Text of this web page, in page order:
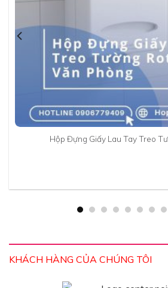
Hộp Đựng Giấy Lau Tay Treo
KHÁCH HÀNG CỦA CHÚNG TÔI